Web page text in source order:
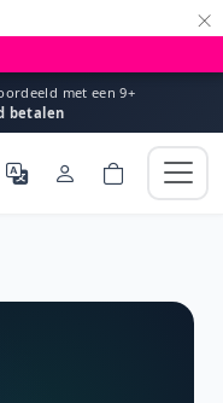
×
met een 9+
betalen